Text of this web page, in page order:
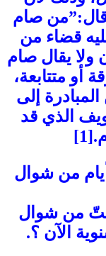
قال:”من صام
قضاء من
يقال صام
أو متتابعة،
إلى
الذي قد
من شوال
من شوال
الآن ؟.